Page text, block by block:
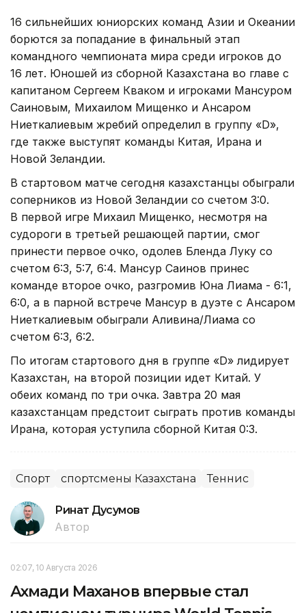
16 сильнейших юниорских команд Азии и Океании
борются за попадание в финальный этап
командного чемпионата мира среди игроков до
16 лет. Юношей из сборной Казахстана во главе с
капитаном Сергеем Кваком и игроками Мансуром
Саиновым, Михаилом Мищенко и Ансаром
Ниеткалиевым жребий определил в группу «D»,
где также выступят команды Китая, Ирана и
Новой Зеландии.
В стартовом матче сегодня казахстанцы обыграли
соперников из Новой Зеландии со счетом 3:0.
В первой игре Михаил Мищенко, несмотря на
судороги в третьей решающей партии, смог
принести первое очко, одолев Бленда Луку со
счетом 6:3, 5:7, 6:4. Мансур Саинов принес
команде второе очко, разгромив Юна Лиама - 6:1,
6:0, а в парной встрече Мансур в дуэте с Ансаром
Ниеткалиевым обыграли Аливина/Лиама со
счетом 6:3, 6:2.
По итогам стартового дня в группе «D» лидирует
Казахстан, на второй позиции идет Китай. У
обеих команд по три очка. Завтра 20 мая
казахстанцам предстоит сыграть против команды
Ирана, которая уступила сборной Китая 0:3.
Спорт спортсмены Казахстана Теннис
Ринат Дусумов
Автор
02:07, 10 Августа 2026
Ахмади Маханов впервые стал